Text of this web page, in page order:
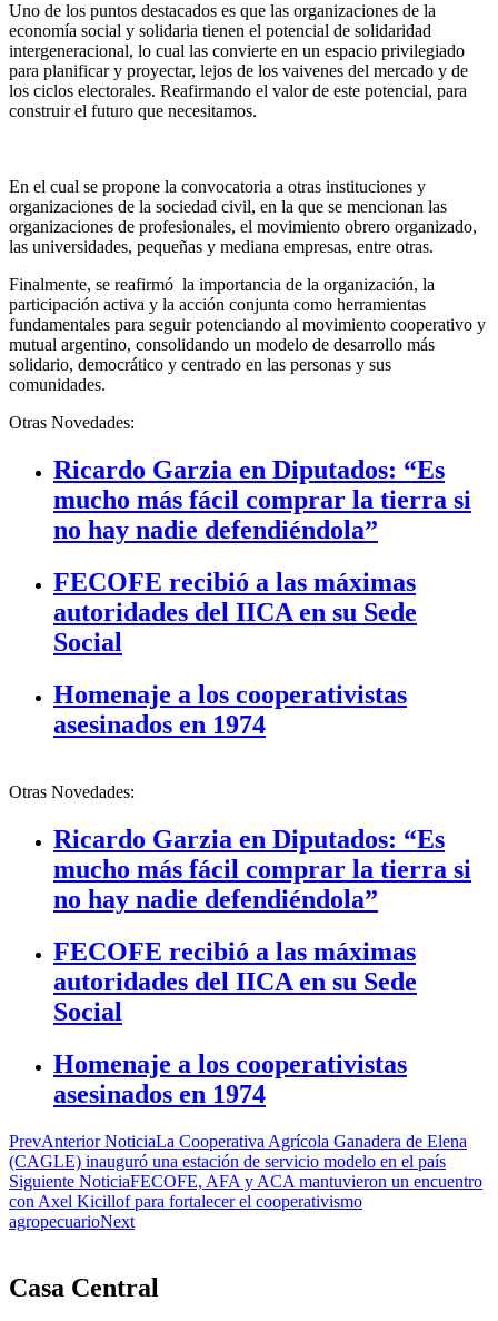
Uno de los puntos destacados es que las organizaciones de la
economía social y solidaria tienen el potencial de solidaridad
intergeneracional, lo cual las convierte en un espacio privilegiado
para planificar y proyectar, lejos de los vaivenes del mercado y de
los ciclos electorales. Reafirmando el valor de este potencial, para
construir el futuro que necesitamos.
En el cual se propone la convocatoria a otras instituciones y
organizaciones de la sociedad civil, en la que se mencionan las
organizaciones de profesionales, el movimiento obrero organizado,
las universidades, pequeñas y mediana empresas, entre otras.
Finalmente, se reafirmó la importancia de la organización, la
participación activa y la acción conjunta como herramientas
fundamentales para seguir potenciando al movimiento cooperativo y
mutual argentino, consolidando un modelo de desarrollo más
solidario, democrático y centrado en las personas y sus
comunidades.
Otras Novedades:
Ricardo Garzia en Diputados: “Es
mucho más fácil comprar la tierra si
no hay nadie defendiéndola”
FECOFE recibió a las máximas
autoridades del IICA en su Sede
Social
Homenaje a los cooperativistas
asesinados en 1974
Otras Novedades:
Ricardo Garzia en Diputados: “Es
mucho más fácil comprar la tierra si
no hay nadie defendiéndola”
FECOFE recibió a las máximas
autoridades del IICA en su Sede
Social
Homenaje a los cooperativistas
asesinados en 1974
PrevAnterior NoticiaLa Cooperativa Agrícola Ganadera de Elena
(CAGLE) inauguró una estación de servicio modelo en el país
Siguiente NoticiaFECOFE, AFA y ACA mantuvieron un encuentro
con Axel Kicillof para fortalecer el cooperativismo
agropecuarioNext
Casa Central